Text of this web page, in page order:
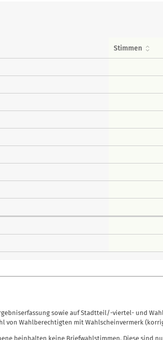
Stimmen
sowie auf Stadtteil/-viertel- und
von Wahlberechtigten mit Wahlscheinvermerk
beinhalten keine Briefwahlstimmen. Diese sind